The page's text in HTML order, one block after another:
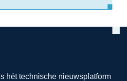
hét technische nieuwsplatform